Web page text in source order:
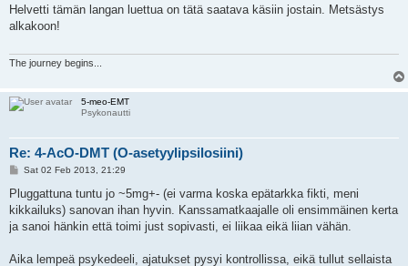
s
Helvetti tämän langan luettua on tätä saatava käsiin jostain. Metsästys
alkakoon!
The journey begins...
5-meo-EMT
Psykonautti
Re: 4-AcO-DMT (O-asetyylipsilosiini)
P
s
Sat 02 Feb 2013, 21:29
Pluggattuna tuntu jo ~5mg+- (ei varma koska epätarkka fikti, meni
kikkailuks) sanovan ihan hyvin. Kanssamatkaajalle oli ensimmäinen kerta
ja sanoi hänkin että toimi just sopivasti, ei liikaa eikä liian vähän.
Aika lempeä psykedeeli, ajatukset pysyi kontrollissa, eikä tullut sellaista